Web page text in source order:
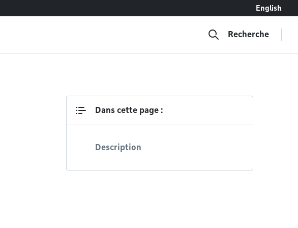
English
Recherche
Dans cette page :
Description